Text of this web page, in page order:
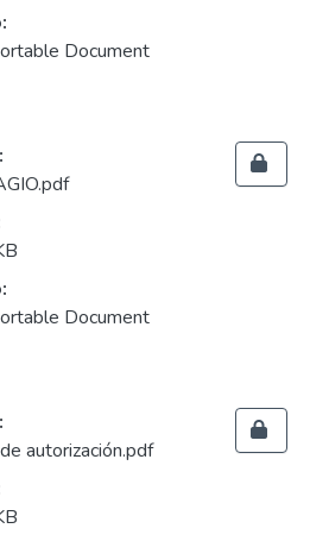
Document
Document
autorización.pdf